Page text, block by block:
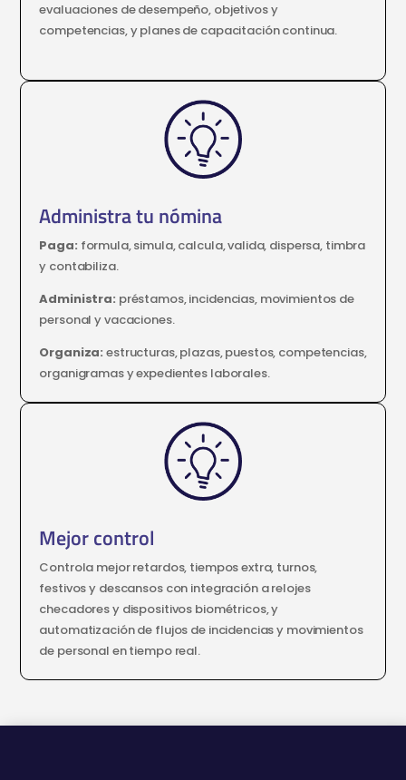
evaluaciones de desempeño, objetivos y
competencias, y planes de capacitación continua.
Administra tu nómina
Paga: formula, simula, calcula, valida, dispersa, timbra
y contabiliza.
Administra: préstamos, incidencias, movimientos de
personal y vacaciones.
Organiza: estructuras, plazas, puestos, competencias,
organigramas y expedientes laborales.
Mejor control
Controla mejor retardos, tiempos extra, turnos,
festivos y descansos con integración a relojes
checadores y dispositivos biométricos, y
automatización de flujos de incidencias y movimientos
de personal en tiempo real.